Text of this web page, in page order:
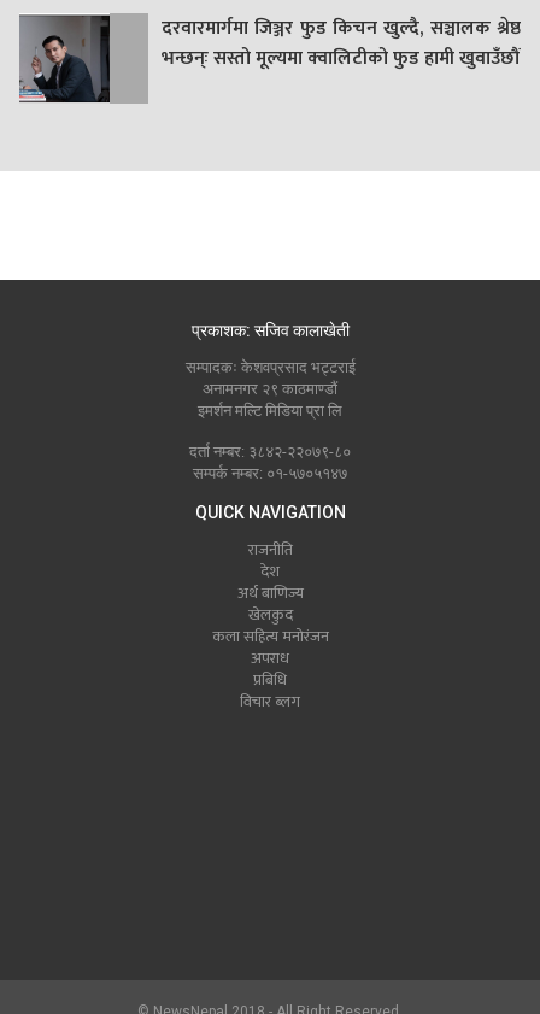
दरवारमार्गमा जिञ्जर फुड किचन खुल्दै, सञ्चालक श्रेष्ठ
भन्छन्ः सस्तो मूल्यमा क्वालिटीको फुड हामी खुवाउँछौं
प्रकाशक: सजिव कालाखेती
सम्पादकः केशवप्रसाद भट्टराई
अनामनगर २९ काठमाण्डौं
इमर्शन मल्टि मिडिया प्रा लि
दर्ता नम्बर: ३८४२-२२०७९-८०
सम्पर्क नम्बर: ०१-५७०५१४७
QUICK NAVIGATION
राजनीति
देश
अर्थ बाणिज्य
खेलकुद
कला सहित्य मनोरंजन
अपराध
प्रबिधि
विचार ब्लग